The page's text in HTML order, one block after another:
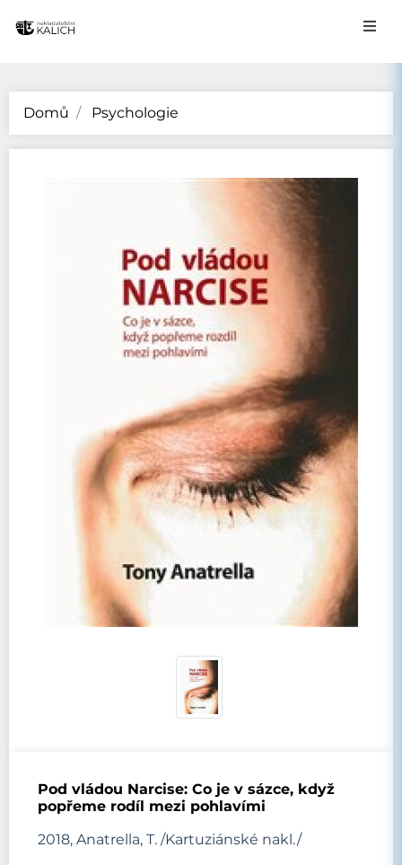
Domů Psychologie
Pod vládou Narcise: Co je v sázce, když
popřeme rodíl mezi pohlavími
2018, Anatrella, T. /Kartuziánské nakl./